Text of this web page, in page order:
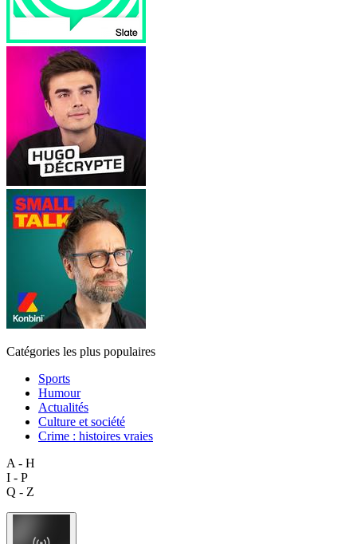
Catégories les plus populaires
Sports
Humour
Actualités
Culture et société
Crime : histoires vraies
A - H
I - P
Q - Z